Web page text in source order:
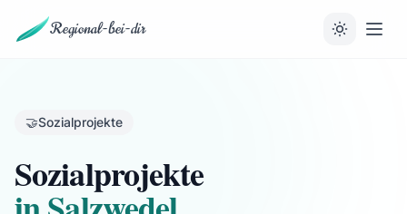
Regional-bei-dir
🤝Sozialprojekte
Sozialprojekte